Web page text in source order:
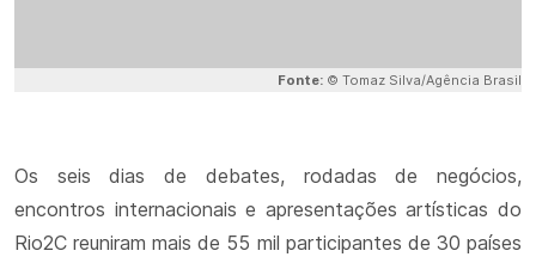
Fonte: © Tomaz Silva/Agência Brasil
Os seis dias de debates, rodadas de negócios,
encontros internacionais e apresentações artísticas do
Rio2C reuniram mais de 55 mil participantes de 30 países